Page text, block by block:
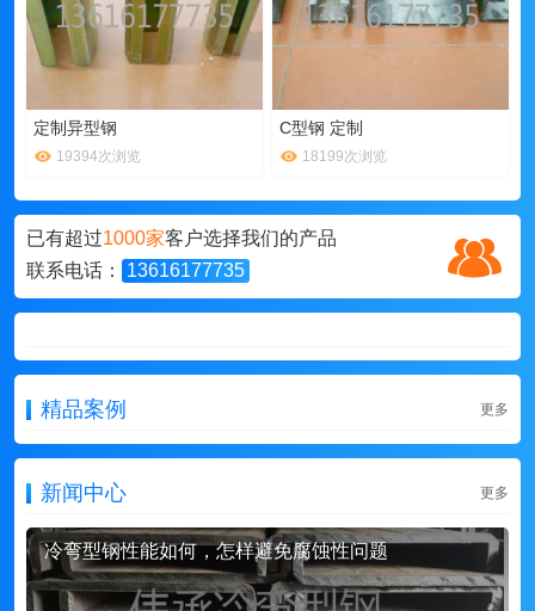
定制异型钢
19394次浏览
C型钢 定制
18199次浏览
已有超过1000家客户选择我们的产品
联系电话：
13616177735
精品案例 更多
新闻中心 更多
冷弯型钢性能如何，怎样避免腐蚀性问题